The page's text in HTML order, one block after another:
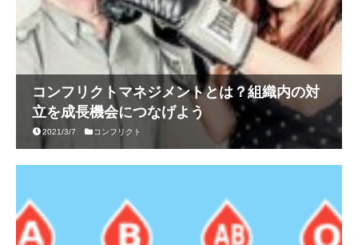
コンフリクトマネジメントとは？組織内の対
立を成長機会につなげよう
2021/3/7 コンフリクト